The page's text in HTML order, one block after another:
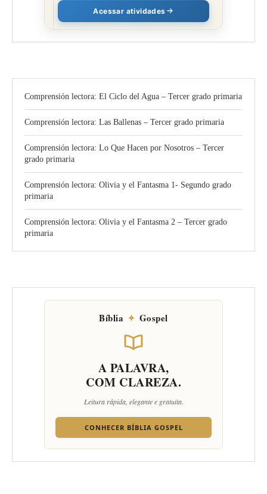
Acessar atividades
Comprensión lectora: El Ciclo del Agua – Tercer grado primaria
Comprensión lectora: Las Ballenas – Tercer grado primaria
Comprensión lectora: Lo Que Hacen por Nosotros – Tercer
grado primaria
Comprensión lectora: Olivia y el Fantasma 1- Segundo grado
primaria
Comprensión lectora: Olivia y el Fantasma 2 – Tercer grado
primaria
Bíblia ✦ Gospel
A PALAVRA,
COM CLAREZA.
Leitura rápida, elegante e gratuita.
CONHECER BÍBLIA GOSPEL